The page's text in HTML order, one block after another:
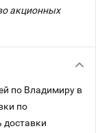
акционных
по Владимиру в
по
доставки